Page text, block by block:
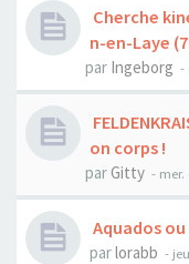
Cherche
n-en-Laye
par Ingeborg -
on corps !
par Gitty - mer.
Aquados
parlorabb -